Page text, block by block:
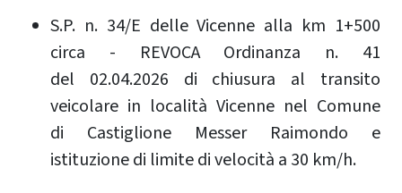
S.P. n. 34/E delle Vicenne alla km 1+500
circa - REVOCA Ordinanza n. 41
del 02.04.2026 di chiusura al transito
veicolare in località Vicenne nel Comune
di Castiglione Messer Raimondo e
istituzione di limite di velocità a 30 km/h.